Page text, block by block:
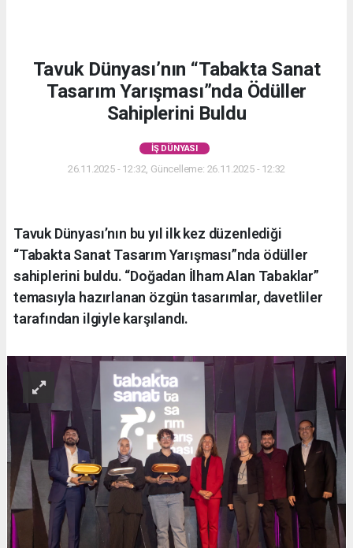
Tavuk Dünyası’nın “Tabakta Sanat
Tasarım Yarışması”nda Ödüller
Sahiplerini Buldu
İŞ DÜNYASI
26.11.2025 - 12:32, Güncelleme: 26.11.2025 - 12:32
Tavuk Dünyası’nın bu yıl ilk kez düzenlediği
“Tabakta Sanat Tasarım Yarışması”nda ödüller
sahiplerini buldu. “Doğadan İlham Alan Tabaklar”
temasıyla hazırlanan özgün tasarımlar, davetliler
tarafından ilgiyle karşılandı.